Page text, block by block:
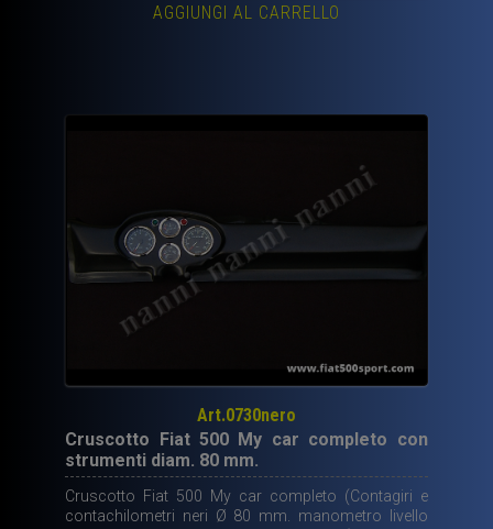
AGGIUNGI AL CARRELLO
Art.0730nero
Cruscotto Fiat 500 My car completo con
strumenti diam. 80 mm.
Cruscotto Fiat 500 My car completo (Contagiri e
contachilometri neri Ø 80 mm. manometro livello